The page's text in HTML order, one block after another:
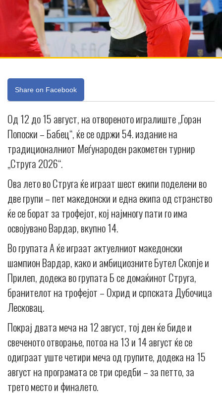
Share on Facebook
Од 12 до 15 август, на отвореното игралиште „Горан
Попоски – Бабец“, ќе се одржи 54. издание на
традиционалниот Меѓународен ракометен турнир
„Струга 2026“.
Ова лето во Струга ќе играат шест екипи поделени во
две групи – пет македонски и една екипа од странство
ќе се борат за трофејот, кој најмногу пати го има
освојувано Вардар, вкупно 14.
Во групата А ќе играат актуелниот македонски
шампион Вардар, како и амбициозните Бутел Скопје и
Прилеп, додека во групата Б се домаќинот Струга,
бранителот на трофејот – Охрид и српската Дубочица
Лесковац.
Покрај двата меча на 12 август, тој ден ќе биде и
свеченото отворање, потоа на 13 и 14 август ќе се
одиграат уште четири меча од групите, додека на 15
август на програмата се три средби – за петто, за
трето место и финалето.